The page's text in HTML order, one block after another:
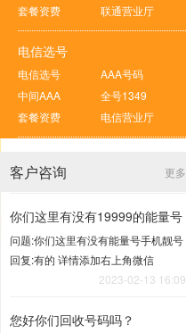
套餐资费
联通营业厅
电信选号
电信选号
AAA号码
中间AAA
全号1349
套餐资费
电信营业厅
更多
客户咨询
你们这里有没有19999的能量号
问题:你们这里有没有能量号手机靓号
回复:有的 详情添加右上角微信
2023-02-13 16:09
您好你们回收号码吗？